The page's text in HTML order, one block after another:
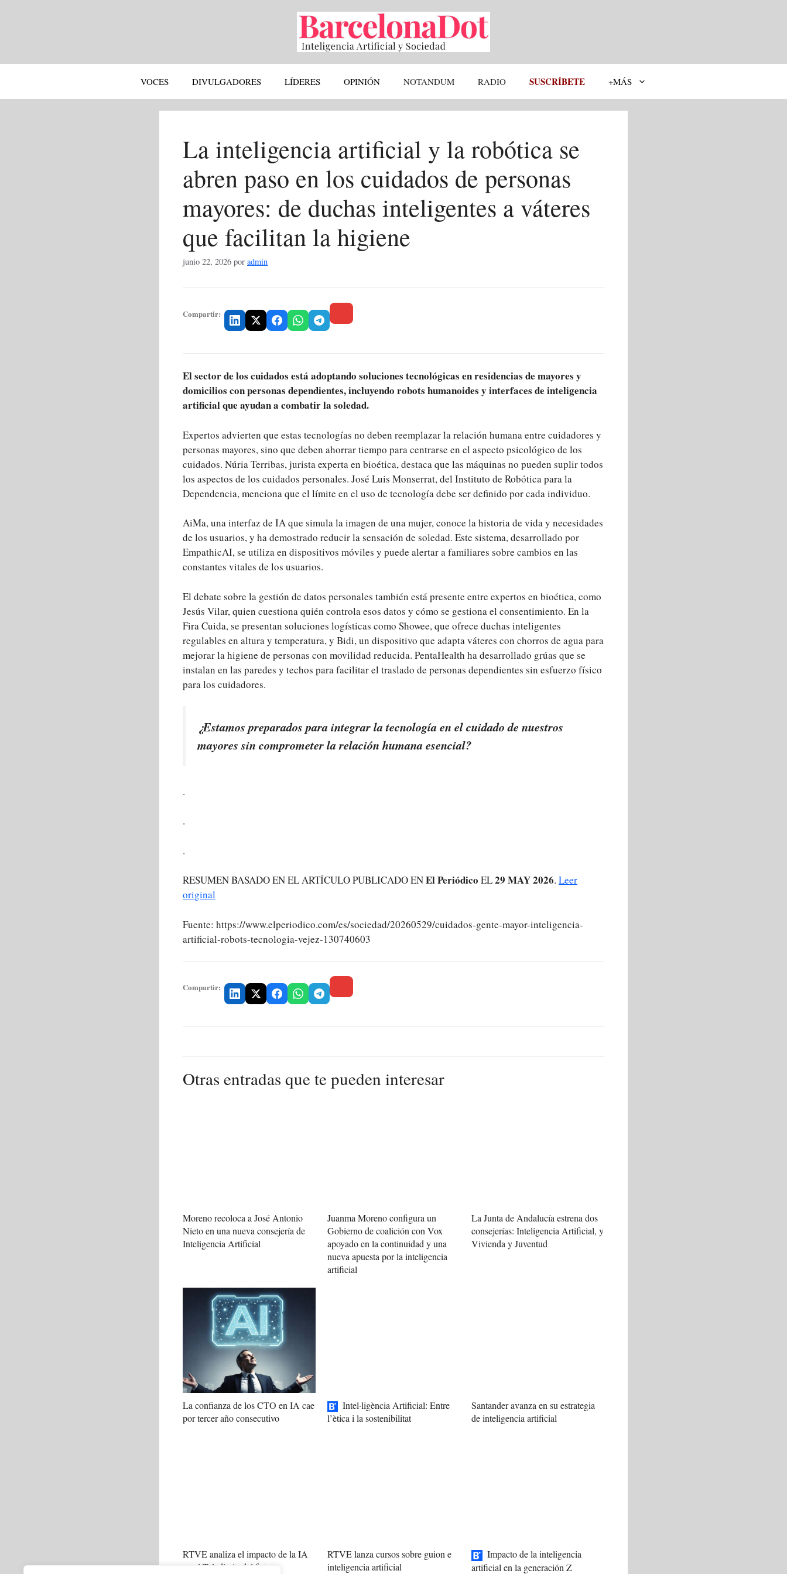
VOCES DIVULGADORES LÍDERES OPINIÓN NOTANDUM RADIO SUSCRÍBETE +MÁS
La inteligencia artificial y la robótica se
abren paso en los cuidados de personas
mayores: de duchas inteligentes a váteres
que facilitan la higiene
junio 22, 2026 por admin
Compartir:
El sector de los cuidados está adoptando soluciones tecnológicas en residencias de mayores y
domicilios con personas dependientes, incluyendo robots humanoides y interfaces de inteligencia
artificial que ayudan a combatir la soledad.
Expertos advierten que estas tecnologías no deben reemplazar la relación humana entre cuidadores y
personas mayores, sino que deben ahorrar tiempo para centrarse en el aspecto psicológico de los
cuidados. Núria Terribas, jurista experta en bioética, destaca que las máquinas no pueden suplir todos
los aspectos de los cuidados personales. José Luis Monserrat, del Instituto de Robótica para la
Dependencia, menciona que el límite en el uso de tecnología debe ser definido por cada individuo.
AiMa, una interfaz de IA que simula la imagen de una mujer, conoce la historia de vida y necesidades
de los usuarios, y ha demostrado reducir la sensación de soledad. Este sistema, desarrollado por
EmpathicAI, se utiliza en dispositivos móviles y puede alertar a familiares sobre cambios en las
constantes vitales de los usuarios.
El debate sobre la gestión de datos personales también está presente entre expertos en bioética, como
Jesús Vilar, quien cuestiona quién controla esos datos y cómo se gestiona el consentimiento. En la
Fira Cuida, se presentan soluciones logísticas como Showee, que ofrece duchas inteligentes
regulables en altura y temperatura, y Bidi, un dispositivo que adapta váteres con chorros de agua para
mejorar la higiene de personas con movilidad reducida. PentaHealth ha desarrollado grúas que se
instalan en las paredes y techos para facilitar el traslado de personas dependientes sin esfuerzo físico
para los cuidadores.
¿Estamos preparados para integrar la tecnología en el cuidado de nuestros
mayores sin comprometer la relación humana esencial?
.
.
.
RESUMEN BASADO EN EL ARTÍCULO PUBLICADO ENEl Periódico EL29 MAY 2026. Leer
original
Fuente: https://www.elperiodico.com/es/sociedad/20260529/cuidados-gente-mayor-inteligencia-
artificial-robots-tecnologia-vejez-130740603
Compartir:
Otras entradas que te pueden interesar
Moreno recoloca a José Antonio
Nieto en una nueva consejería de
Inteligencia Artificial
Juanma Moreno configura un
Gobierno de coalición con Vox
apoyado en la continuidad y una
nueva apuesta por la inteligencia
artificial
La Junta de Andalucía estrena dos
consejerías: Inteligencia Artificial, y
Vivienda y Juventud
La confianza de los CTO en IA cae
por tercer año consecutivo
Intel·ligència Artificial: Entre
l’ètica i la sostenibilitat
Santander avanza en su estrategia
de inteligencia artificial
RTVE analiza el impacto de la IA
en el Telediario del futuro
RTVE lanza cursos sobre guion e
inteligencia artificial
Impacto de la inteligencia
artificial en la generación Z